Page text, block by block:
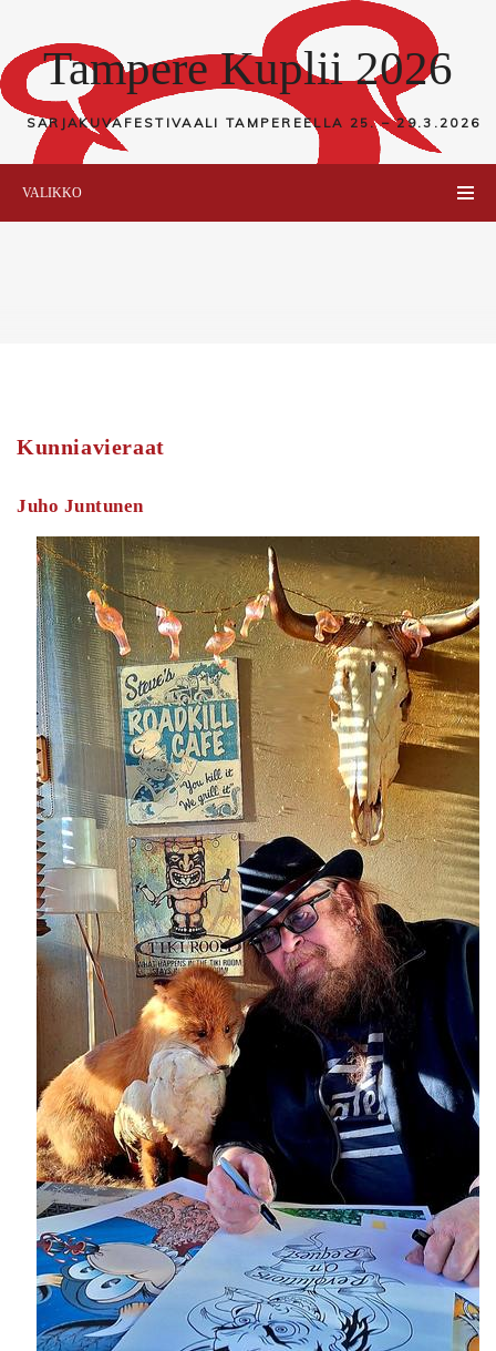
Tampere Kuplii 2026
SARJAKUVAFESTIVAALI TAMPEREELLA 25. – 29.3.2026
VALIKKO
Kunniavieraat
Juho Juntunen